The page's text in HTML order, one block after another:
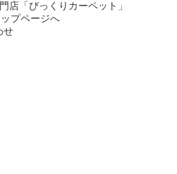
店「びっくりカーペット」
せ